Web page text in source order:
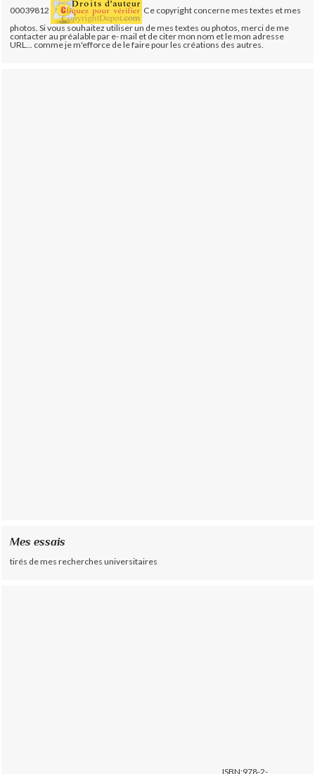
00039812
Ce copyright concerne mes textes et mes
photos. Si vous souhaitez utiliser un de mes textes ou photos, merci de me
contacter au préalable par e- mail et de citer mon nom et le mon adresse
URL... comme je m'efforce de le faire pour les créations des autres.
Mes essais
tirés de mes recherches universitaires
ISBN:978-2-